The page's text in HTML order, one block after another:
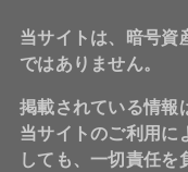
当サイトは、暗号資
ではありません。
掲載されている情報
当サイトのご利用に
しても、一切責任